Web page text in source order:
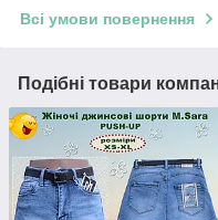
Всі умови повернення
Подібні товари